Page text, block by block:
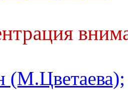
(М.Цветаева);